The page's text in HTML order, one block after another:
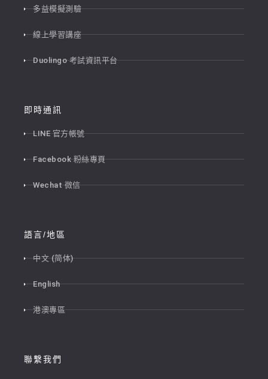
多益模擬測驗
線上學習講座
Duolingo 考試資訊平台
即時通訊
LINE 官方帳號
Facebook 粉絲專頁
Wechat 微信
語言/地區
中文 (简体)
English
港澳專區
聯繫我們